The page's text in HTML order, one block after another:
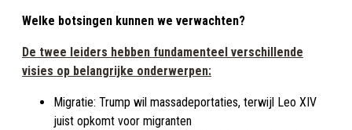
Welke botsingen kunnen we verwachten?
De twee leiders hebben fundamenteel verschillende
visies op belangrijke onderwerpen:
Migratie: Trump wil massadeportaties, terwijl Leo XIV
juist opkomt voor migranten